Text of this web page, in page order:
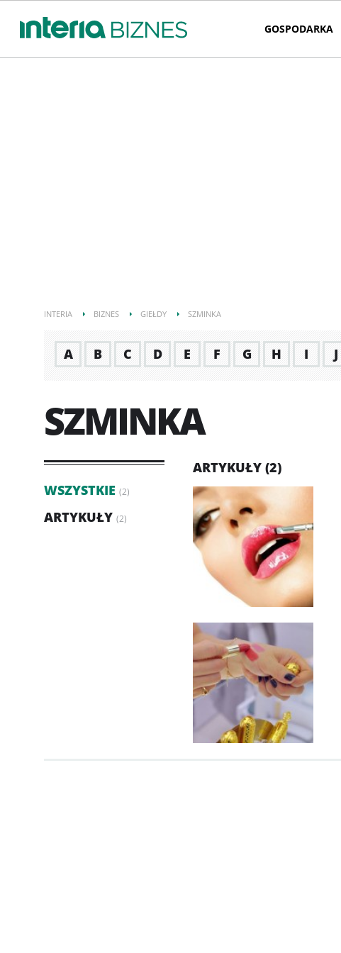
GOSPODARKA
INTERIA BIZNES GIEŁDY SZMINKA
A B C D E F G H I J
SZMINKA
WSZYSTKIE (2)
ARTYKUŁY (2)
ARTYKUŁY (2)